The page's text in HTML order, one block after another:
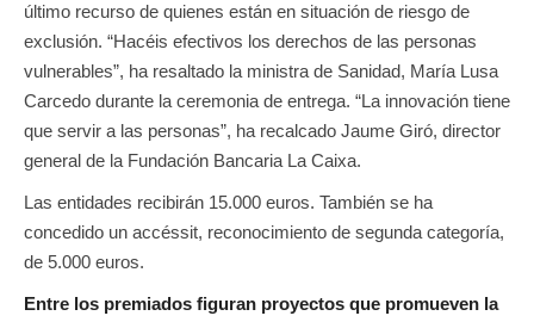
último recurso de quienes están en situación de riesgo de
exclusión. “Hacéis efectivos los derechos de las personas
vulnerables”, ha resaltado la ministra de Sanidad, María Lusa
Carcedo durante la ceremonia de entrega. “La innovación tiene
que servir a las personas”, ha recalcado Jaume Giró, director
general de la Fundación Bancaria La Caixa.
Las entidades recibirán 15.000 euros. También se ha
concedido un accéssit, reconocimiento de segunda categoría,
de 5.000 euros.
Entre los premiados figuran proyectos que promueven la